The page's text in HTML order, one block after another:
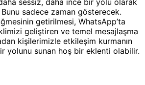
sessiz, daha ince bir yolu olarak
sadece zaman gösterecek.
getirilmesi, WhatsApp’ta
geliştiren ve temel mesajlaşma
kişilerimizle etkileşim kurmanın
yolunu sunan hoş bir eklenti olabilir.